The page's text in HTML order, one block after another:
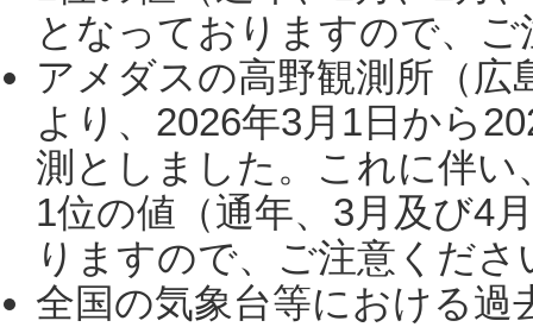
となっておりますので、
アメダスの高野観測所（
より、2026年3月1日から
測としました。これに伴い
1位の値（通年、3月及び4
りますので、ご注意くだ
全国の気象台等における過